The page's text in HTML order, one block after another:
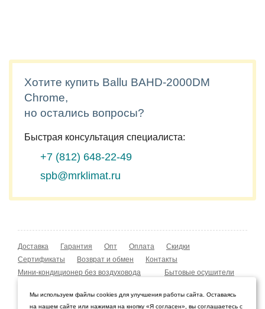
Хотите купить Ballu BAHD-2000DM
Chrome,
но остались вопросы?
Быстрая консультация специалиста:
+7 (812) 648-22-49
spb@mrklimat.ru
Доставка Гарантия Опт Оплата
Скидки
Сертификаты
Возврат и обмен
Контакты
Мини-кондиционер без воздуховода
Бытовые осушители
Мобильные кондиционеры
Охладители воздуха
Мы используем файлы cookies для улучшения работы сайта. Оставаясь
на нашем сайте или нажимая на кнопку «Я согласен», вы соглашаетесь с